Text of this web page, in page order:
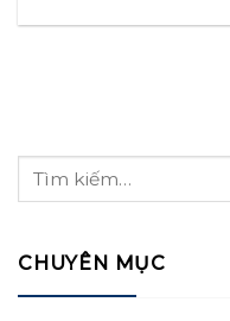
CHUYÊN MỤC